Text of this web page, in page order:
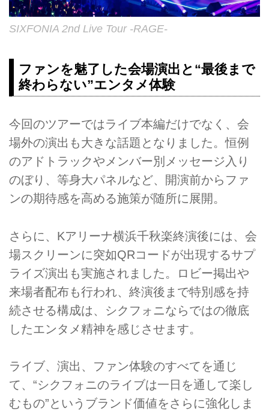
SIXFONIA 2nd Live Tour -RAGE-
ファンを魅了した会場演出と“最後まで
終わらない”エンタメ体験
今回のツアーではライブ本編だけでなく、会
場外の演出も大きな話題となりました。恒例
のアドトラックやメンバー別メッセージ入り
のぼり、等身大パネルなど、開演前からファ
ンの期待感を高める施策が随所に展開。
さらに、Kアリーナ横浜千秋楽終演後には、会
場スクリーンに突如QRコードが出現するサプ
ライズ演出も実施されました。ロビー掲出や
来場者配布も行われ、終演後まで特別感を持
続させる構成は、シクフォニならではの徹底
したエンタメ精神を感じさせます。
ライブ、演出、ファン体験のすべてを通じ
て、“シクフォニのライブは一日を通して楽し
むもの”というブランド価値をさらに強化しま